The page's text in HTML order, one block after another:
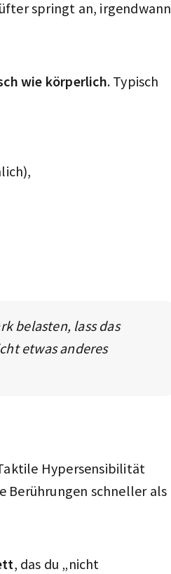
springt an, irgendwann
wie körperlich. Typisch
belasten, lass das
etwas anderes
Hypersensibilität
Berührungen schneller als
, das du „nicht